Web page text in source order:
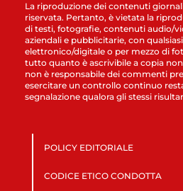
La riproduzione dei contenuti
riservata. Pertanto, è vietata la
di testi, fotografie, contenuti audio/
aziendali e pubblicitarie, con
elettronico/digitale o per mezzo di
tutto quanto è ascrivibile a copia
non è responsabile dei commenti
esercitare un controllo continuo
segnalazione qualora gli stessi
POLICY EDITORIALE
CODICE ETICO CONDOTTA